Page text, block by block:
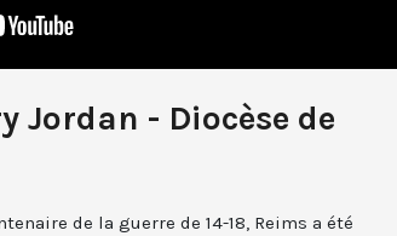
Jordan - Diocèse de
de la guerre de 14-18, Reims a été